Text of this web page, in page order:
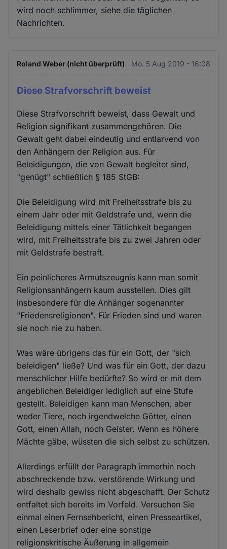
wird noch schlimmer, siehe die täglichen
Nachrichten.
Roland Weber (nicht überprüft) Mo. 5 Aug 2019 - 16:08
Diese Strafvorschrift beweist
Diese Strafvorschrift beweist, dass Gewalt und
Religion signifikant zusammengehören. Die
Gewalt geht dabei eindeutig und entlarvend von
den Anhängern der Religion aus. Für
Beleidigungen, die von Gewalt begleitet sind,
"genügt" schließlich § 185 StGB:
Die Beleidigung wird mit Freiheitsstrafe bis zu
einem Jahr oder mit Geldstrafe und, wenn die
Beleidigung mittels einer Tätlichkeit begangen
wird, mit Freiheitsstrafe bis zu zwei Jahren oder
mit Geldstrafe bestraft.
Ein peinlicheres Armutszeugnis kann man somit
Religionsanhängern kaum ausstellen. Dies gilt
insbesondere für die Anhänger sogenannter
"Friedensreligionen". Für Frieden sind und waren
sie noch nie zu haben.
Was wäre übrigens das für ein Gott, der "sich
beleidigen" ließe? Und was für ein Gott, der dazu
menschlicher Hilfe bedürfte? So wird er mit dem
angeblichen Beleidiger lediglich auf eine Stufe
gestellt. Beleidigen kann man Menschen, aber
weder Tiere, noch irgendwelche Götter, einen
Gott, einen Allah, noch Geister. Wenn es höhere
Mächte gäbe, wüssten die sich selbst zu schützen.
Allerdings erfüllt der Paragraph immerhin noch
abschreckende bzw. verstörende Wirkung und
wird deshalb gewiss nicht abgeschafft. Der Schutz
entfaltet sich bereits im Vorfeld. Versuchen Sie
einmal einen Fernsehbericht, einen Presseartikel,
einen Leserbrief oder eine sonstige
religionskritische Äußerung in allgemein